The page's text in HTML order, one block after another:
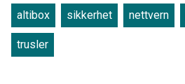
altibox sikkerhet nettvern
trusler